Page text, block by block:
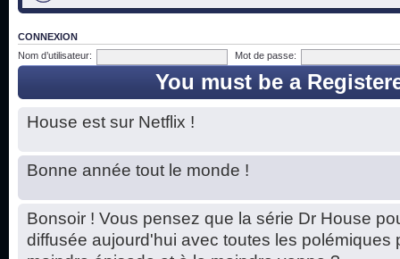
CONNEXION
Nom d’utilisateur:
Mot de passe:
You must be a
House est sur Netflix !
Bonne année tout le monde !
Bonsoir ! Vous pensez que la série Dr House
diffusée aujourd'hui avec toutes les polémiques